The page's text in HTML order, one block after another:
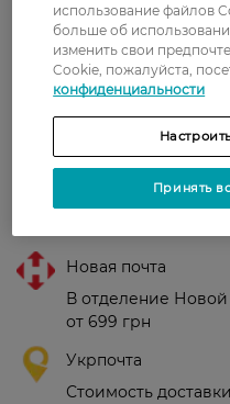
Галина
8 января, 2021
Чудово
Новая почта
В отделение Новой
от 699 грн
Укрпочта
Стоимость
использование файлов
больше об
изменить свои
Cookie, пожалуйста,
конфиденциальности
Принять